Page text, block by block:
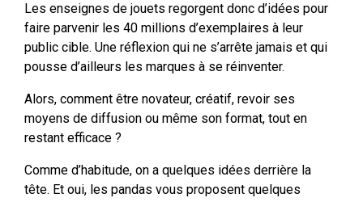
Les enseignes de jouets regorgent donc d’idées pour
faire parvenir les 40 millions d’exemplaires à leur
public cible. Une réflexion qui ne s’arrête jamais et qui
pousse d’ailleurs les marques à se réinventer.
Alors, comment être novateur, créatif, revoir ses
moyens de diffusion ou même son format, tout en
restant efficace ?
Comme d’habitude, on a quelques idées derrière la
tête. Et oui, les pandas vous proposent quelques